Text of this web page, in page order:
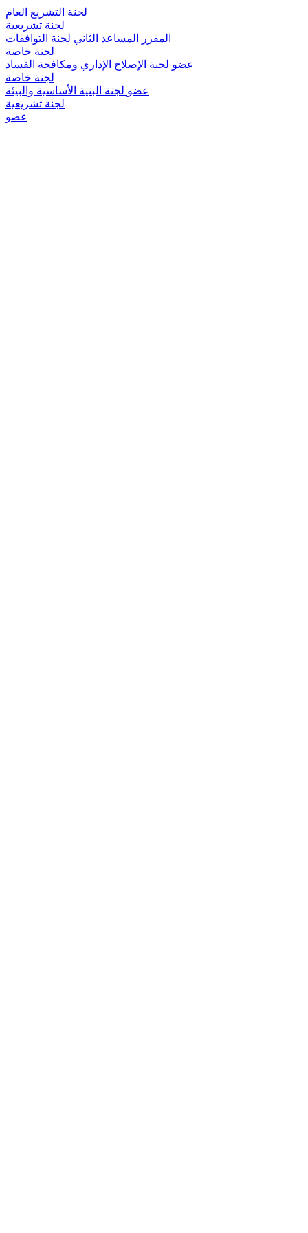
لجنة التشريع العام
لجنة تشريعية
المقرر المساعد الثاني لجنة التوافقات
لجنة خاصة
عضو لجنة الإصلاح الإداري ومكافحة الفساد
لجنة خاصة
عضو لجنة البنية الأساسية والبيئة
لجنة تشريعية
عضو